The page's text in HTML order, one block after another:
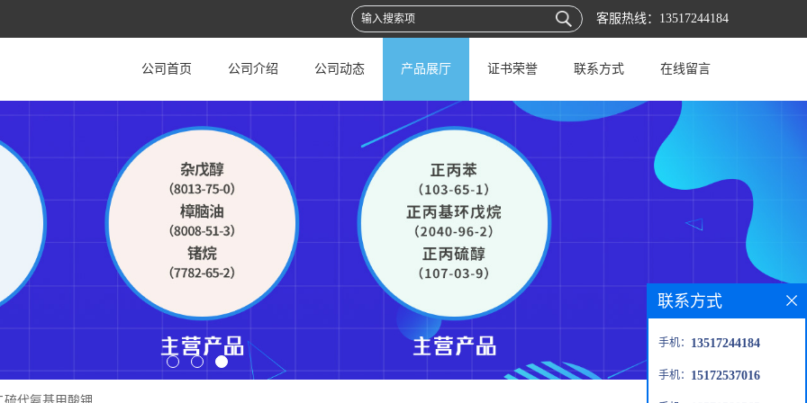
客服热线： 13517244184
公司首页 公司介绍 公司动态 产品展厅 证书荣誉 联系方式 在线留言
联系方式
手机： 13517244184
手机： 15172537016